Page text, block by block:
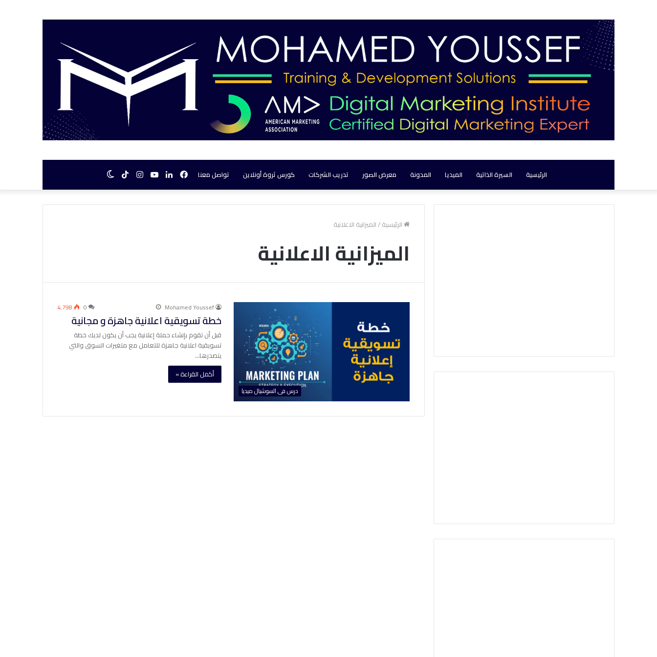
الرئيسية السيرة الذاتية الميديا المدونة معرض الصور تدريب الشركات كورس ثروة أونلاين تواصل معنا
المظلم
TikTok
انستقرام يوتيوب لينكدإنفيسبوك
الرئيسية/الميزانية الاعلانية
الميزانية الاعلانية
درس فى السوشيال ميديا
Mohamed Youssef
0 4٬798
خطة تسويقية اعلانية جاهزة و مجانية
قبل أن تقوم بإنشاء حملة إعلانية يجب أن يكون لديك خطة
تسويقية اعلانية جاهزة للتعامل مع متغيرات السوق والتي
يتصدرها…
أكمل القراءة »